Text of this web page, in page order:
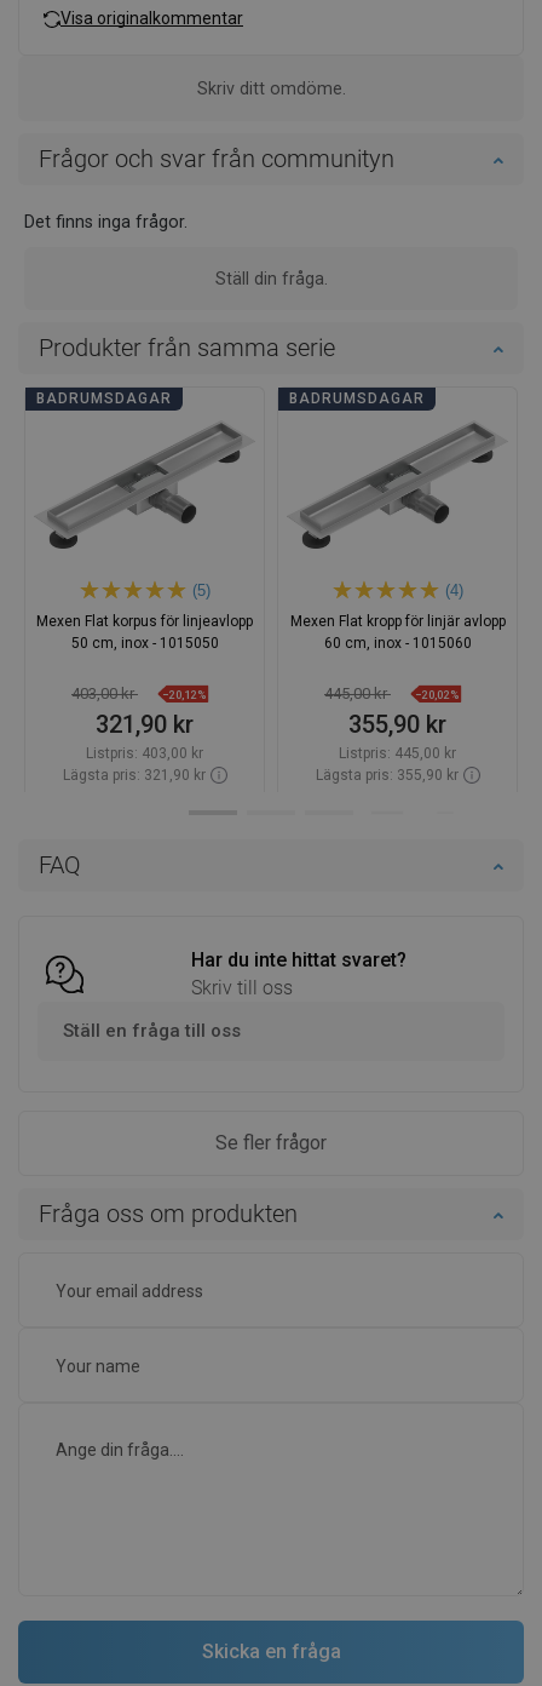
FAQ
Har du inte hittat svaret?
Skriv till oss
Ställ en fråga till oss
Se fler frågor
Visa originalkommentar
Skriv ditt omdöme.
Frågor och svar från communityn
Det finns inga frågor.
Ställ din fråga.
Fråga oss om produkten
Produkter från samma serie
BADRUMSDAGAR
(5)
Mexen Flat korpus för linjeavlopp
50 cm, inox - 1015050
403,00 kr −20,12%
321,90 kr
Listpris: 403,00 kr
Lägsta pris: 321,90 kr
BADRUMSDAGAR
(4)
Mexen Flat kropp för linjär avlopp
60 cm, inox - 1015060
445,00 kr −20,02%
355,90 kr
Listpris: 445,00 kr
Lägsta pris: 355,90 kr